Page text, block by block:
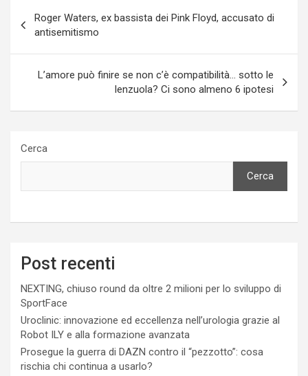
articoli
Roger Waters, ex bassista dei Pink Floyd, accusato di
antisemitismo
L’amore può finire se non c’è compatibilità… sotto le
lenzuola? Ci sono almeno 6 ipotesi
Cerca
Cerca
Post recenti
NEXTING, chiuso round da oltre 2 milioni per lo sviluppo di
SportFace
Uroclinic: innovazione ed eccellenza nell’urologia grazie al
Robot ILY e alla formazione avanzata
Prosegue la guerra di DAZN contro il “pezzotto”: cosa
rischia chi continua a usarlo?